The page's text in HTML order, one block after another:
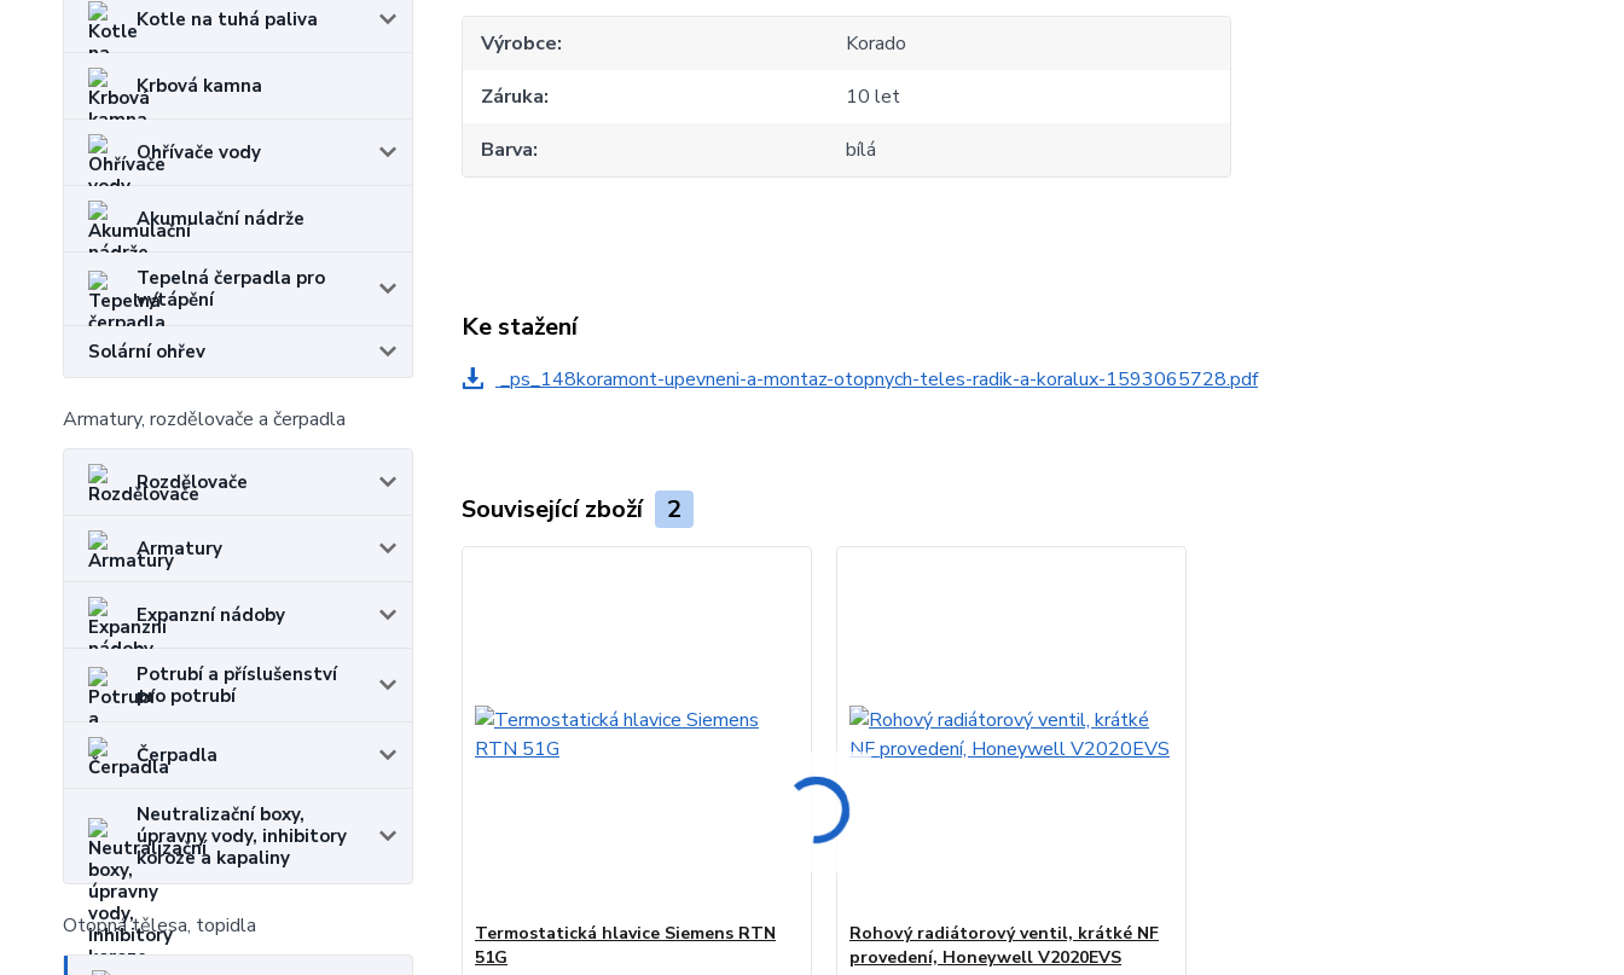
Kotle na tuhá paliva
Krbová kamna
Ohřívače vody
Akumulační nádrže
Tepelná čerpadla pro
vytápění
Solární ohřev
Armatury, rozdělovače a čerpadla
Rozdělovače
Armatury
Expanzní nádoby
Potrubí a příslušenství
pro potrubí
Čerpadla
Neutralizační boxy,
úpravny vody, inhibitory
koroze a kapaliny
Otopná tělesa, topidla
Výrobce
Korado
Záruka
10 let
Barva
bílá
Ke stažení
_ps_148koramont-upevneni-a-montaz-otopnych-teles-radik-a-koralux-1593065728.pdf
Související zboží 2
Termostatická hlavice Siemens RTN
51G
Rohový radiátorový ventil, krátké NF
provedení, Honeywell V2020EVS